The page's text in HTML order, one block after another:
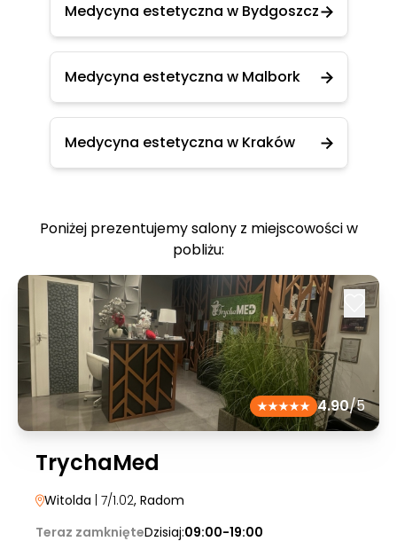
Medycyna estetyczna w Bydgoszcz
Medycyna estetyczna w Malbork
Medycyna estetyczna w Kraków
Poniżej prezentujemy salony z miejscowości w
pobliżu:
4.90/5
TrychaMed
Witolda | 7/1.02, Radom
Teraz zamknięteDzisiaj:09:00-19:00